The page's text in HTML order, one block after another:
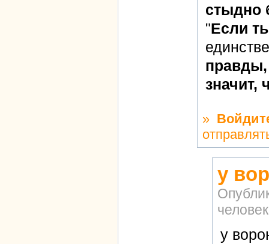
стыдно
"Если
правды,
значит,
»
у
человек
у